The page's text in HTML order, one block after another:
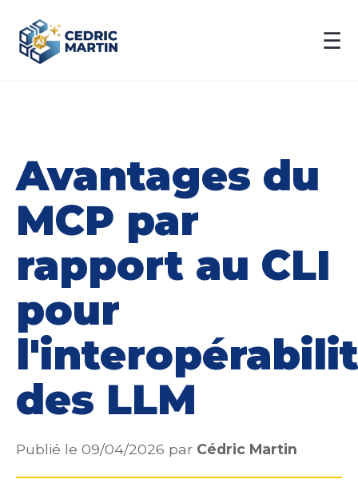
☰
Avantages du
MCP par
rapport au CLI
pour
des LLM
Publié le 09/04/2026 par Cédric Martin